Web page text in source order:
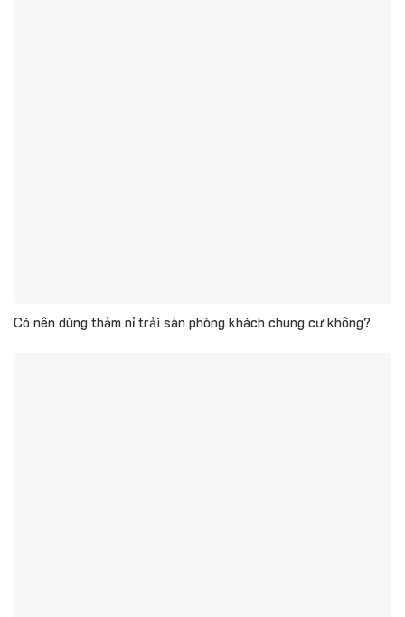
Có nên dùng thảm nỉ trải sàn phòng khách chung cư không?